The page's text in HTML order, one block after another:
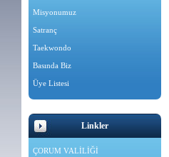
Misyonumuz
Satranç
Taekwondo
Basında Biz
Üye Listesi
Linkler
ÇORUM VALİLİĞİ